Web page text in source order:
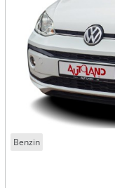
Benzin